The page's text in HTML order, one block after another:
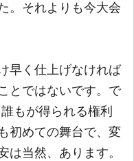
。それよりも今大会
早く仕上げなければ
とではないです。で
もが得られる権利
初めての舞台で、変
は当然、あります。